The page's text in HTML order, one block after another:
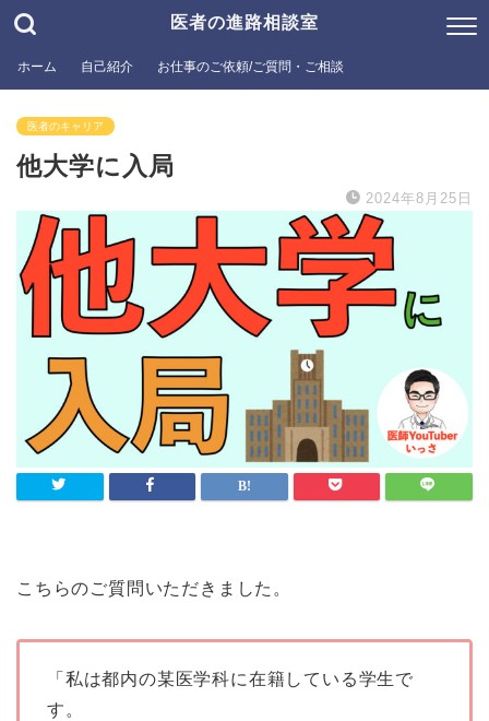
医者の進路相談室
ホーム 自己紹介 お仕事のご依頼/ご質問・ご相談
医者のキャリア
他大学に入局
2024年8月25日
こちらのご質問いただきました。
「私は都内の某医学科に在籍している学生で
す。